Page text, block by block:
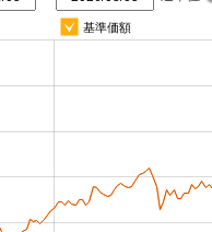
基準価額